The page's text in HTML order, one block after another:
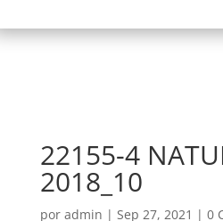
22155-4
2018_10
por admin | Sep 27, 2021 | 0